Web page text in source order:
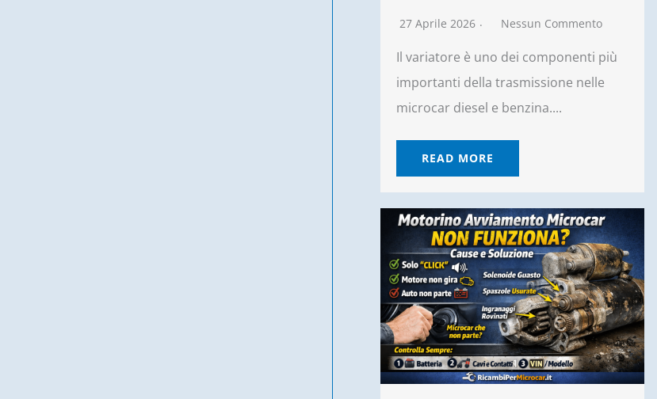
27 Aprile 2026 Nessun Commento
Il variatore è uno dei componenti più
importanti della trasmissione nelle
microcar diesel e benzina....
READ MORE